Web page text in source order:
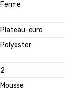
Ferme
Plateau-euro
Polyester
2
Mousse